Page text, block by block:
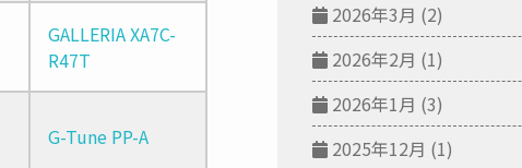
GALLERIA XA7C-
R47T
G-Tune PP-A
2026年3月 (2)
2026年2月 (1)
2026年1月 (3)
2025年12月 (1)